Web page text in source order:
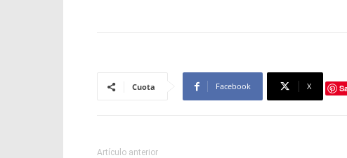
Cuota Facebook X
Artículo anterior